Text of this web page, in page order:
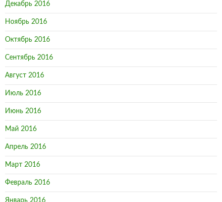
Декабрь 2016
Ноябрь 2016
Октябрь 2016
Сентябрь 2016
Август 2016
Июль 2016
Июнь 2016
Май 2016
Апрель 2016
Март 2016
Февраль 2016
Январь 2016